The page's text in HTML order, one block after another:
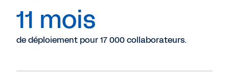
11 mois
de déploiement pour 17 000 collaborateurs.